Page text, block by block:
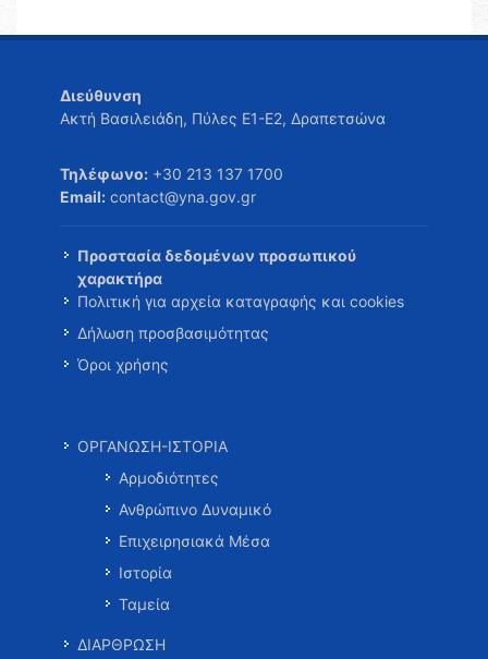
Διεύθυνση
Ακτή Βασιλειάδη, Πύλες Ε1-Ε2, Δραπετσώνα
Τηλέφωνο: +30 213 137 1700
Email: contact@yna.gov.gr
Προστασία δεδομένων προσωπικού
χαρακτήρα
Πολιτική για αρχεία καταγραφής και cookies
Δήλωση προσβασιμότητας
Όροι χρήσης
ΟΡΓΑΝΩΣΗ-ΙΣΤΟΡΙΑ
Αρμοδιότητες
Ανθρώπινο Δυναμικό
Επιχειρησιακά Μέσα
Ιστορία
Ταμεία
ΔΙΑΡΘΡΩΣΗ